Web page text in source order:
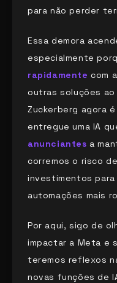
para não perder
Essa demora
especialmente
rapidamente com
outras soluções ao
Zuckerberg agora
entregue uma IA
anunciantes a
corremos o risco
investimentos
automações mais
Por aqui, sigo de
impactar a Meta e
teremos reflexos
novas funções de